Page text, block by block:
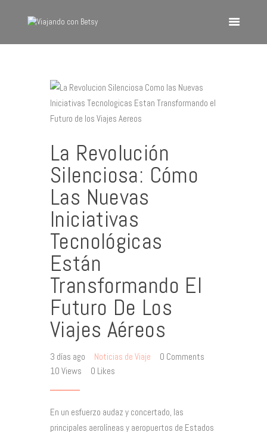
VIAJANDO CON BETSY
Inicio
Blog
América
Asia
Quienes Somos
Contacto
La Revolución
Silenciosa: Cómo
Las Nuevas
Iniciativas
Tecnológicas
Están
Transformando El
Futuro De Los
Viajes Aéreos
3 días ago Noticias de Viaje 0 Comments
10 Views 0 Likes
En un esfuerzo audaz y concertado, las
principales aerolíneas y aeropuertos de Estados